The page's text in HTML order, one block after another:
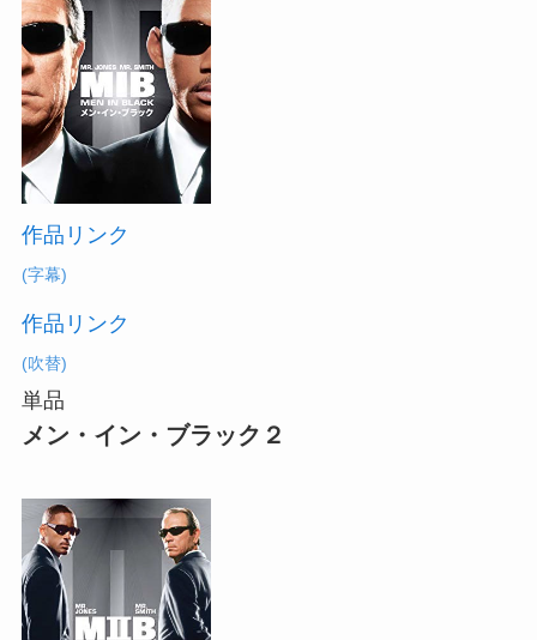
作品リンク
(字幕)
作品リンク
(吹替)
単品
メン・イン・ブラック２